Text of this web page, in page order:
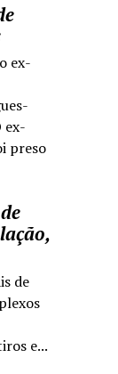
ex-
ex-
preso
de
e...